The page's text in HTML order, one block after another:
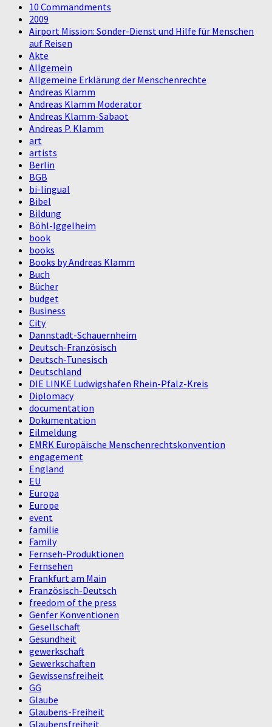
10 Commandments
2009
Airport Mission: Sonder-Dienst und Hilfe für Menschen
auf Reisen
Akte
Allgemein
Allgemeine Erklärung der Menschenrechte
Andreas Klamm
Andreas Klamm Moderator
Andreas Klamm-Sabaot
Andreas P. Klamm
art
artists
Berlin
BGB
bi-lingual
Bibel
Bildung
Böhl-Iggelheim
book
books
Books by Andreas Klamm
Buch
Bücher
budget
Business
City
Dannstadt-Schauernheim
Deutsch-Französisch
Deutsch-Tunesisch
Deutschland
DIE LINKE Ludwigshafen Rhein-Pfalz-Kreis
Diplomacy
documentation
Dokumentation
Eilmeldung
EMRK Europäische Menschenrechtskonvention
engagement
England
EU
Europa
Europe
event
familie
Family
Fernseh-Produktionen
Fernsehen
Frankfurt am Main
Französisch-Deutsch
freedom of the press
Genfer Konventionen
Gesellschaft
Gesundheit
gewerkschaft
Gewerkschaften
Gewissensfreiheit
GG
Glaube
Glaubens-Freiheit
Glaubensfreiheit